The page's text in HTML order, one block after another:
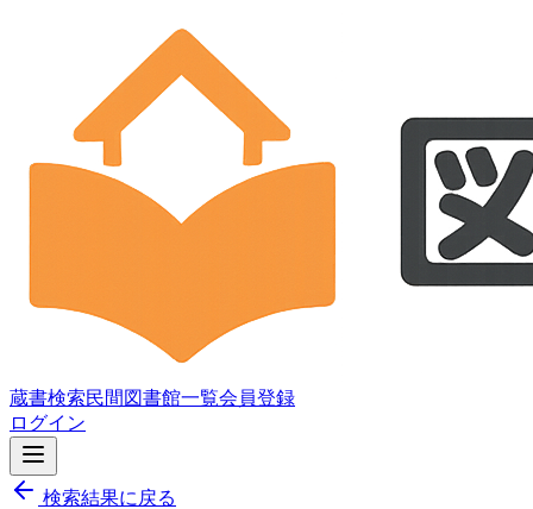
蔵書検索民間図書館一覧会員登録
ログイン
検索結果に戻る